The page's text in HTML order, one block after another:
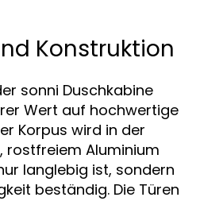
Konstruktion
sonni Duschkabine
Wert auf hochwertige
Korpus wird in der
rostfreiem Aluminium
langlebig ist, sondern
beständig. Die Türen